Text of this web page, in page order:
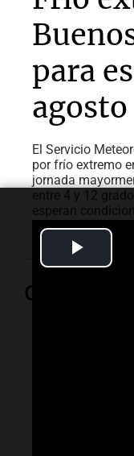
para
agosto
El Servicio
por frío extremo
jornada
entre 4 y 12
esperan
Opinión